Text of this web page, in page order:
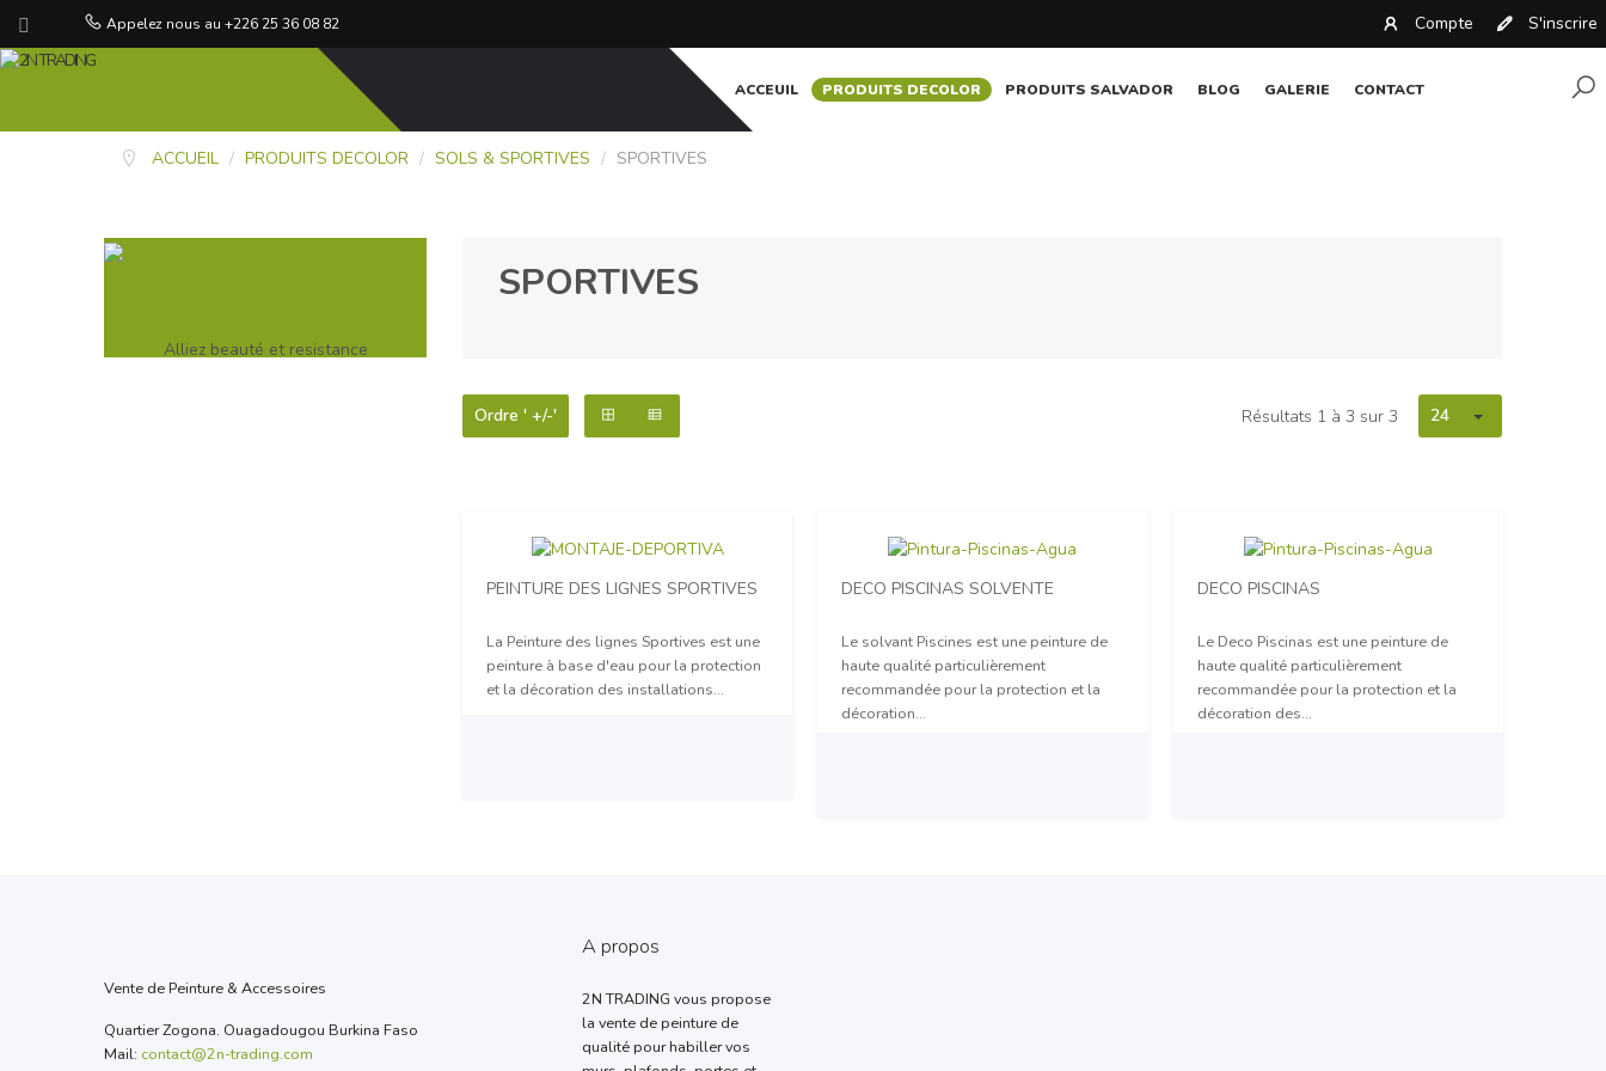
Appelez nous au +226 25 36 08 82 Compte S'inscrire
ACCEUIL PRODUITS DECOLOR PRODUITS SALVADOR BLOG GALERIE CONTACT
ACCUEIL / PRODUITS DECOLOR / SOLS & SPORTIVES / SPORTIVES
Alliez beauté et resistance
SPORTIVES
Ordre ' +/-' Résultats 1 à 3 sur 3 24
PEINTURE DES LIGNES SPORTIVES
La Peinture des lignes Sportives est une
peinture à base d'eau pour la protection
et la décoration des installations...
DECO PISCINAS SOLVENTE
Le solvant Piscines est une peinture de
haute qualité particulièrement
recommandée pour la protection et la
décoration...
DECO PISCINAS
Le Deco Piscinas est une peinture de
haute qualité particulièrement
recommandée pour la protection et la
décoration des...
Vente de Peinture & Accessoires
Quartier Zogona. Ouagadougou Burkina Faso
Mail: contact@2n-trading.com
A propos
2N TRADING vous propose
la vente de peinture de
qualité pour habiller vos